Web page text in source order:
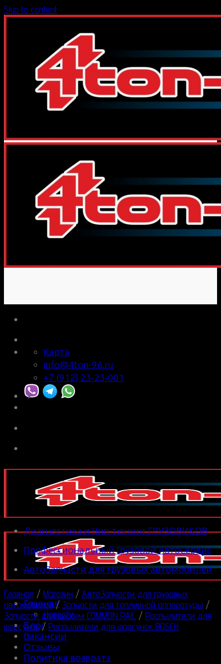
Skip to content
Карта
info@4ton-96.ru
+7 (912) 23-23-001
Главная
Новости
Блог
Вакансии
Отзывы
Политика возврата
Диагностика и Чип-тюнинг ГРУЗОВИКОВ
Профессиональный Грузовой АвтоСервис
АвтоЗапчасти для грузовых автомобилей
Главная / Магазин / АвтоЗапчасти для грузовых
автомобилей / Запчасти для топливной аппаратуры /
Запчасти для систем COMMON RAIL / Распылители для
форсунок / Распылители для форсунок BOSCH